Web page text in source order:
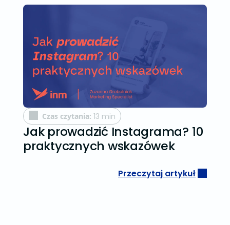
Czas czytania: 13 min
Jak prowadzić Instagrama? 10
praktycznych wskazówek
Przeczytaj artykuł